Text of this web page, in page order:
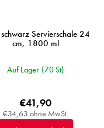
Servierschale 24
cm, 1800 ml
Auf Lager (70 St)
€34,63 ohne MwSt.
€41,90